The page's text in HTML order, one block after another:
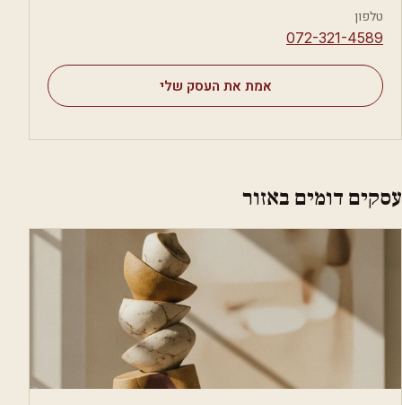
טלפון
⁦072-321-4589⁩
אמת את העסק שלי
עסקים דומים באזור